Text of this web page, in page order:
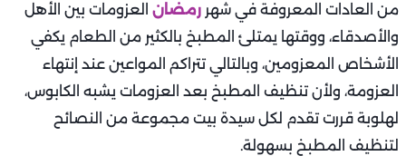
من العادات المعروفة في شهر رمضان العزومات بين الأهل
والأصدقاء، ووقتها يمتلئ المطبخ بالكثير من الطعام يكفي
الأشخاص المعزومين، وبالتالي تتراكم المواعين عند إنتهاء
العزومة، ولأن تنظيف المطبخ بعد العزومات يشبه الكابوس،
لهلوبة قررت تقدم لكل سيدة بيت مجموعة من النصائح
لتنظيف المطبخ بسهولة.